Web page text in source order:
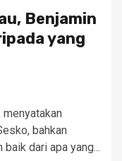
Benjamin
yang
menyatakan
bahkan
dari apa yang...